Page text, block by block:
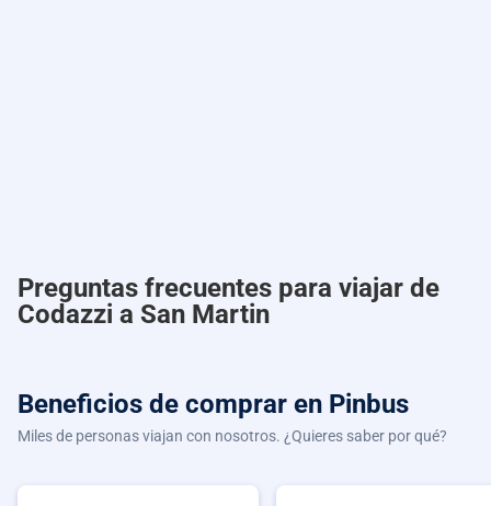
Preguntas frecuentes para viajar de
Codazzi a San Martin
Beneficios de comprar en Pinbus
Miles de personas viajan con nosotros. ¿Quieres saber por qué?